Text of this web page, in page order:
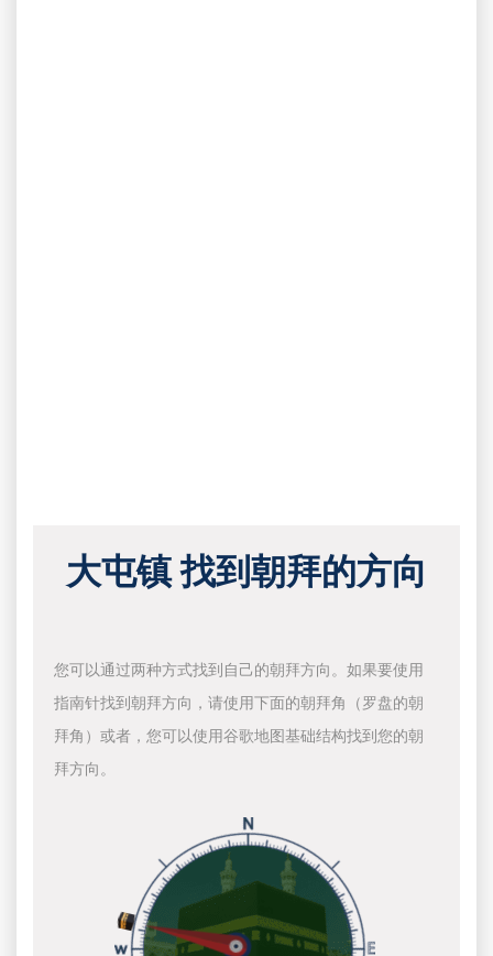
大屯镇 找到朝拜的方向
您可以通过两种方式找到自己的朝拜方向。如果要使用
指南针找到朝拜方向，请使用下面的朝拜角（罗盘的朝
拜角）或者，您可以使用谷歌地图基础结构找到您的朝
拜方向。